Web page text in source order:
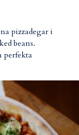
pizzadegar i
beans.
perfekta